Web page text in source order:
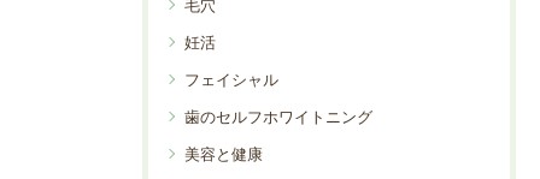
毛穴
妊活
フェイシャル
歯のセルフホワイトニング
美容と健康